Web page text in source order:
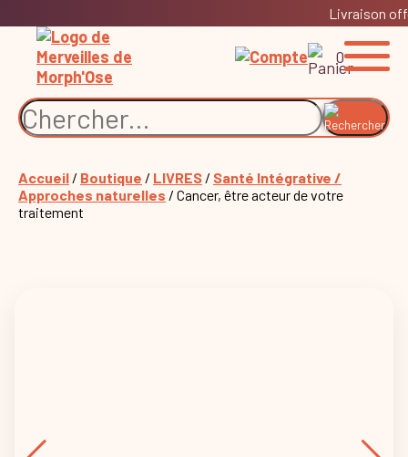
Livraison
0
Accueil / Boutique / LIVRES / Santé Intégrative /
Approches naturelles / Cancer, être acteur de votre
traitement